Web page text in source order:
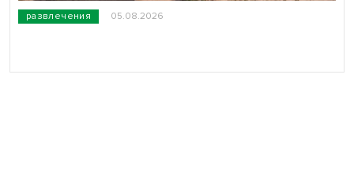
развлечения 05.08.2026